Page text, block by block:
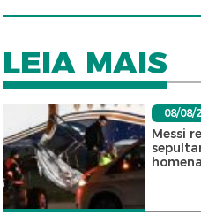
LEIA MAIS
08/08/
Messi